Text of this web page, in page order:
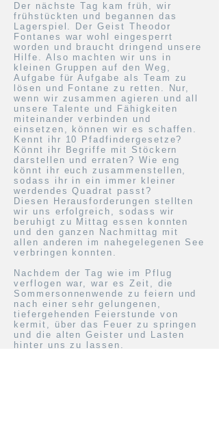
Der nächste Tag kam früh, wir
frühstückten und begannen das
Lagerspiel. Der Geist Theodor
Fontanes war wohl eingesperrt
worden und braucht dringend unsere
Hilfe. Also machten wir uns in
kleinen Gruppen auf den Weg,
Aufgabe für Aufgabe als Team zu
lösen und Fontane zu retten. Nur,
wenn wir zusammen agieren und all
unsere Talente und Fähigkeiten
miteinander verbinden und
einsetzen, können wir es schaffen.
Kennt ihr 10 Pfadfindergesetze?
Könnt ihr Begriffe mit Stöckern
darstellen und erraten? Wie eng
könnt ihr euch zusammenstellen,
sodass ihr in ein immer kleiner
werdendes Quadrat passt?
Diesen Herausforderungen stellten
wir uns erfolgreich, sodass wir
beruhigt zu Mittag essen konnten
und den ganzen Nachmittag mit
allen anderen im nahegelegenen See
verbringen konnten.
Nachdem der Tag wie im Pflug
verflogen war, war es Zeit, die
Sommersonnenwende zu feiern und
nach einer sehr gelungenen,
tiefergehenden Feierstunde von
kermit, über das Feuer zu springen
und die alten Geister und Lasten
hinter uns zu lassen.